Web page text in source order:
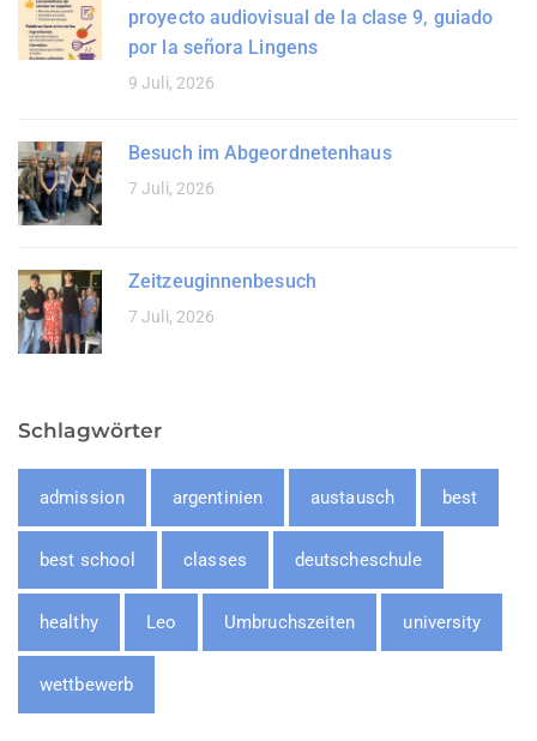
proyecto audiovisual de la clase 9, guiado
por la señora Lingens
9 Juli, 2026
Besuch im Abgeordnetenhaus
7 Juli, 2026
Zeitzeuginnenbesuch
7 Juli, 2026
Schlagwörter
admission argentinien austausch best
best school classes deutscheschule
healthy Leo Umbruchszeiten university
wettbewerb